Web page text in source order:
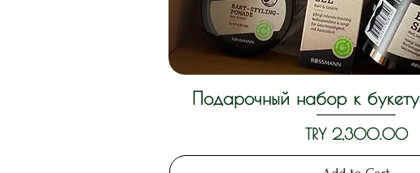
Quick View
Подарочный набор к
Price
TRY 2,300.00